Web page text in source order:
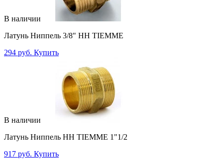
В наличии
Латунь Ниппель 3/8" НН TIEMME
294 руб. Купить
В наличии
Латунь Ниппель НН TIEMME 1"1/2
917 руб. Купить